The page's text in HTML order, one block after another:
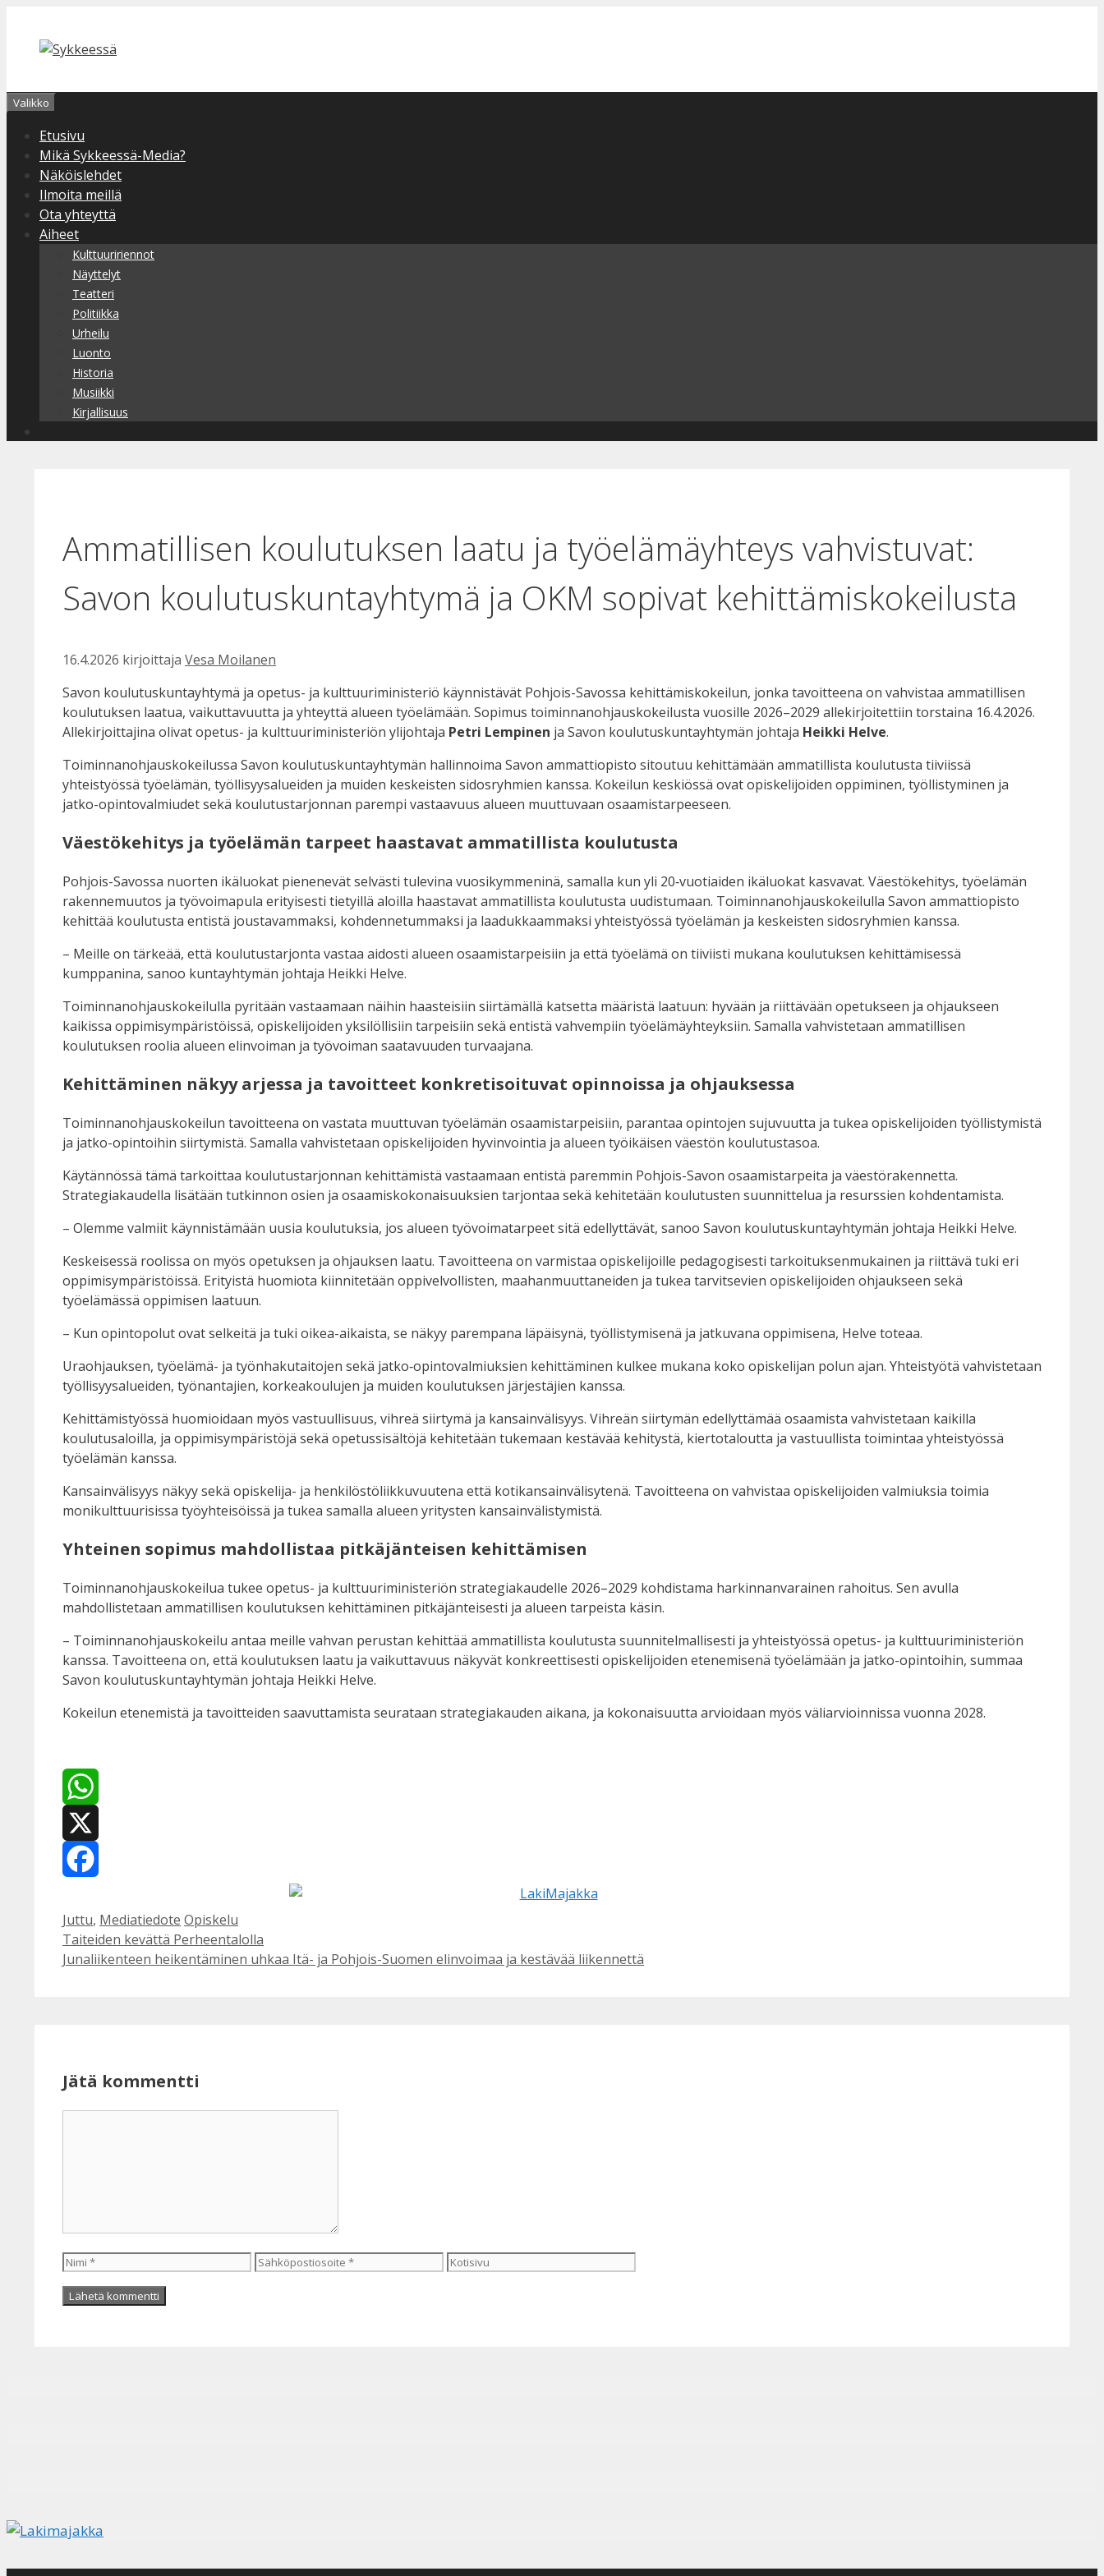
sisältöön
Valikko
Etusivu
Mikä Sykkeessä-Media?
Näköislehdet
Ilmoita meillä
Ota yhteyttä
Aiheet
Kulttuuririennot
Näyttelyt
Teatteri
Politiikka
Urheilu
Luonto
Historia
Musiikki
Kirjallisuus
Ammatillisen koulutuksen laatu ja työelämäyhteys vahvistuvat:
Savon koulutuskuntayhtymä ja OKM sopivat kehittämiskokeilusta
16.4.2026 kirjoittaja Vesa Moilanen
Savon koulutuskuntayhtymä ja opetus- ja kulttuuriministeriö käynnistävät Pohjois-Savossa kehittämiskokeilun, jonka tavoitteena on vahvistaa ammatillisen
koulutuksen laatua, vaikuttavuutta ja yhteyttä alueen työelämään. Sopimus toiminnanohjauskokeilusta vuosille 2026–2029 allekirjoitettiin torstaina 16.4.2026.
Allekirjoittajina olivat opetus- ja kulttuuriministeriön ylijohtaja Petri Lempinen ja Savon koulutuskuntayhtymän johtaja Heikki Helve.
Toiminnanohjauskokeilussa Savon koulutuskuntayhtymän hallinnoima Savon ammattiopisto sitoutuu kehittämään ammatillista koulutusta tiiviissä
yhteistyössä työelämän, työllisyysalueiden ja muiden keskeisten sidosryhmien kanssa. Kokeilun keskiössä ovat opiskelijoiden oppiminen, työllistyminen ja
jatko-opintovalmiudet sekä koulutustarjonnan parempi vastaavuus alueen muuttuvaan osaamistarpeeseen.
Väestökehitys ja työelämän tarpeet haastavat ammatillista koulutusta
Pohjois-Savossa nuorten ikäluokat pienenevät selvästi tulevina vuosikymmeninä, samalla kun yli 20‑vuotiaiden ikäluokat kasvavat. Väestökehitys, työelämän
rakennemuutos ja työvoimapula erityisesti tietyillä aloilla haastavat ammatillista koulutusta uudistumaan. Toiminnanohjauskokeilulla Savon ammattiopisto
kehittää koulutusta entistä joustavammaksi, kohdennetummaksi ja laadukkaammaksi yhteistyössä työelämän ja keskeisten sidosryhmien kanssa.
– Meille on tärkeää, että koulutustarjonta vastaa aidosti alueen osaamistarpeisiin ja että työelämä on tiiviisti mukana koulutuksen kehittämisessä
kumppanina, sanoo kuntayhtymän johtaja Heikki Helve.
Toiminnanohjauskokeilulla pyritään vastaamaan näihin haasteisiin siirtämällä katsetta määristä laatuun: hyvään ja riittävään opetukseen ja ohjaukseen
kaikissa oppimisympäristöissä, opiskelijoiden yksilöllisiin tarpeisiin sekä entistä vahvempiin työelämäyhteyksiin. Samalla vahvistetaan ammatillisen
koulutuksen roolia alueen elinvoiman ja työvoiman saatavuuden turvaajana.
Kehittäminen näkyy arjessa ja tavoitteet konkretisoituvat opinnoissa ja ohjauksessa
Toiminnanohjauskokeilun tavoitteena on vastata muuttuvan työelämän osaamistarpeisiin, parantaa opintojen sujuvuutta ja tukea opiskelijoiden työllistymistä
ja jatko-opintoihin siirtymistä. Samalla vahvistetaan opiskelijoiden hyvinvointia ja alueen työikäisen väestön koulutustasoa.
Käytännössä tämä tarkoittaa koulutustarjonnan kehittämistä vastaamaan entistä paremmin Pohjois-Savon osaamistarpeita ja väestörakennetta.
Strategiakaudella lisätään tutkinnon osien ja osaamiskokonaisuuksien tarjontaa sekä kehitetään koulutusten suunnittelua ja resurssien kohdentamista.
– Olemme valmiit käynnistämään uusia koulutuksia, jos alueen työvoimatarpeet sitä edellyttävät, sanoo Savon koulutuskuntayhtymän johtaja Heikki Helve.
Keskeisessä roolissa on myös opetuksen ja ohjauksen laatu. Tavoitteena on varmistaa opiskelijoille pedagogisesti tarkoituksenmukainen ja riittävä tuki eri
oppimisympäristöissä. Erityistä huomiota kiinnitetään oppivelvollisten, maahanmuuttaneiden ja tukea tarvitsevien opiskelijoiden ohjaukseen sekä
työelämässä oppimisen laatuun.
– Kun opintopolut ovat selkeitä ja tuki oikea-aikaista, se näkyy parempana läpäisynä, työllistymisenä ja jatkuvana oppimisena, Helve toteaa.
Uraohjauksen, työelämä- ja työnhakutaitojen sekä jatko‑opintovalmiuksien kehittäminen kulkee mukana koko opiskelijan polun ajan. Yhteistyötä vahvistetaan
työllisyysalueiden, työnantajien, korkeakoulujen ja muiden koulutuksen järjestäjien kanssa.
Kehittämistyössä huomioidaan myös vastuullisuus, vihreä siirtymä ja kansainvälisyys. Vihreän siirtymän edellyttämää osaamista vahvistetaan kaikilla
koulutusaloilla, ja oppimisympäristöjä sekä opetussisältöjä kehitetään tukemaan kestävää kehitystä, kiertotaloutta ja vastuullista toimintaa yhteistyössä
työelämän kanssa.
Kansainvälisyys näkyy sekä opiskelija- ja henkilöstöliikkuvuutena että kotikansainvälisytenä. Tavoitteena on vahvistaa opiskelijoiden valmiuksia toimia
monikulttuurisissa työyhteisöissä ja tukea samalla alueen yritysten kansainvälistymistä.
Yhteinen sopimus mahdollistaa pitkäjänteisen kehittämisen
Toiminnanohjauskokeilua tukee opetus- ja kulttuuriministeriön strategiakaudelle 2026–2029 kohdistama harkinnanvarainen rahoitus. Sen avulla
mahdollistetaan ammatillisen koulutuksen kehittäminen pitkäjänteisesti ja alueen tarpeista käsin.
– Toiminnanohjauskokeilu antaa meille vahvan perustan kehittää ammatillista koulutusta suunnitelmallisesti ja yhteistyössä opetus- ja kulttuuriministeriön
kanssa. Tavoitteena on, että koulutuksen laatu ja vaikuttavuus näkyvät konkreettisesti opiskelijoiden etenemisenä työelämään ja jatko-opintoihin, summaa
Savon koulutuskuntayhtymän johtaja Heikki Helve.
Kokeilun etenemistä ja tavoitteiden saavuttamista seurataan strategiakauden aikana, ja kokonaisuutta arvioidaan myös väliarvioinnissa vuonna 2028.
WhatsApp
X
Kategoriat
Juttu, Mediatiedote Avainsanat
Opiskelu
Taiteiden kevättä Perheentalolla
Junaliikenteen heikentäminen uhkaa Itä- ja Pohjois-Suomen elinvoimaa ja kestävää liikennettä
Jätä kommentti
Nimi Sähköpostiosoite Kotisivu